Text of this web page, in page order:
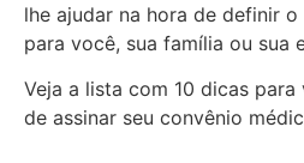
lhe ajudar na hora de definir
para você, sua família ou sua
Veja a lista com 10 dicas
de assinar seu convênio